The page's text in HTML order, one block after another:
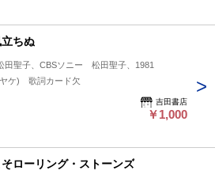
ちぬ
聖子、CBSソニー 松田聖子、1981
ケ) 歌詞カード欠
吉田書店
￥1,000
ローリング・ストーンズ